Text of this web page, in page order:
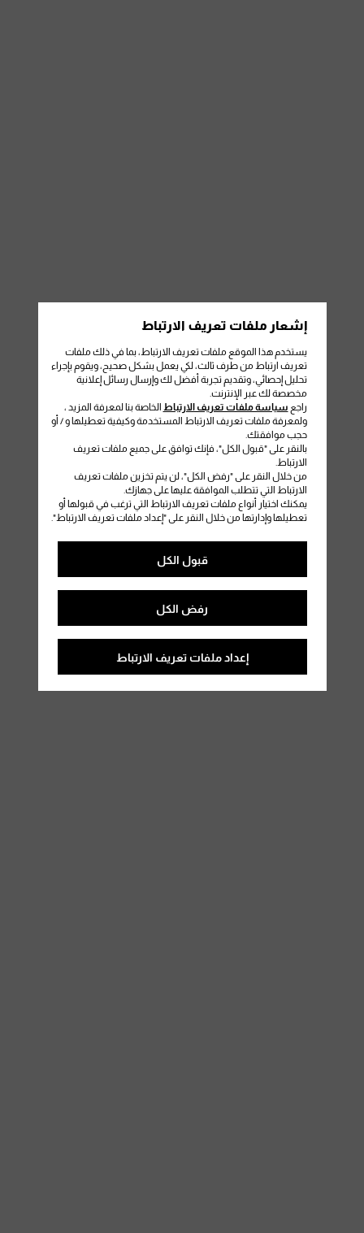
إشعار ملفات تعريف الارتباط
يستخدم هذا الموقع ملفات تعريف الارتباط، بما في ذلك ملفات
تعريف ارتباط من طرف ثالث، لكي يعمل بشكل صحيح، ويقوم بإجراء
تحليل إحصائي، وتقديم تجربة أفضل لك وإرسال رسائل إعلانية
مخصصة لك عبر الإنترنت.
راجع سياسة ملفات تعريف الارتباط الخاصة بنا لمعرفة المزيد ،
ولمعرفة ملفات تعريف الارتباط المستخدمة وكيفية تعطيلها و / أو
حجب موافقتك.
بالنقر على "قبول الكل"، فإنك توافق على جميع ملفات تعريف
الارتباط.
من خلال النقر على "رفض الكل"، لن يتم تخزين ملفات تعريف
الارتباط التي تتطلب الموافقة عليها على جهازك.
يمكنك اختيار أنواع ملفات تعريف الارتباط التي ترغب في قبولها أو
تعطيلها وإدارتها من خلال النقر على "إعداد ملفات تعريف الارتباط".
قبول الكل
رفض الكل
إعداد ملفات تعريف الارتباط